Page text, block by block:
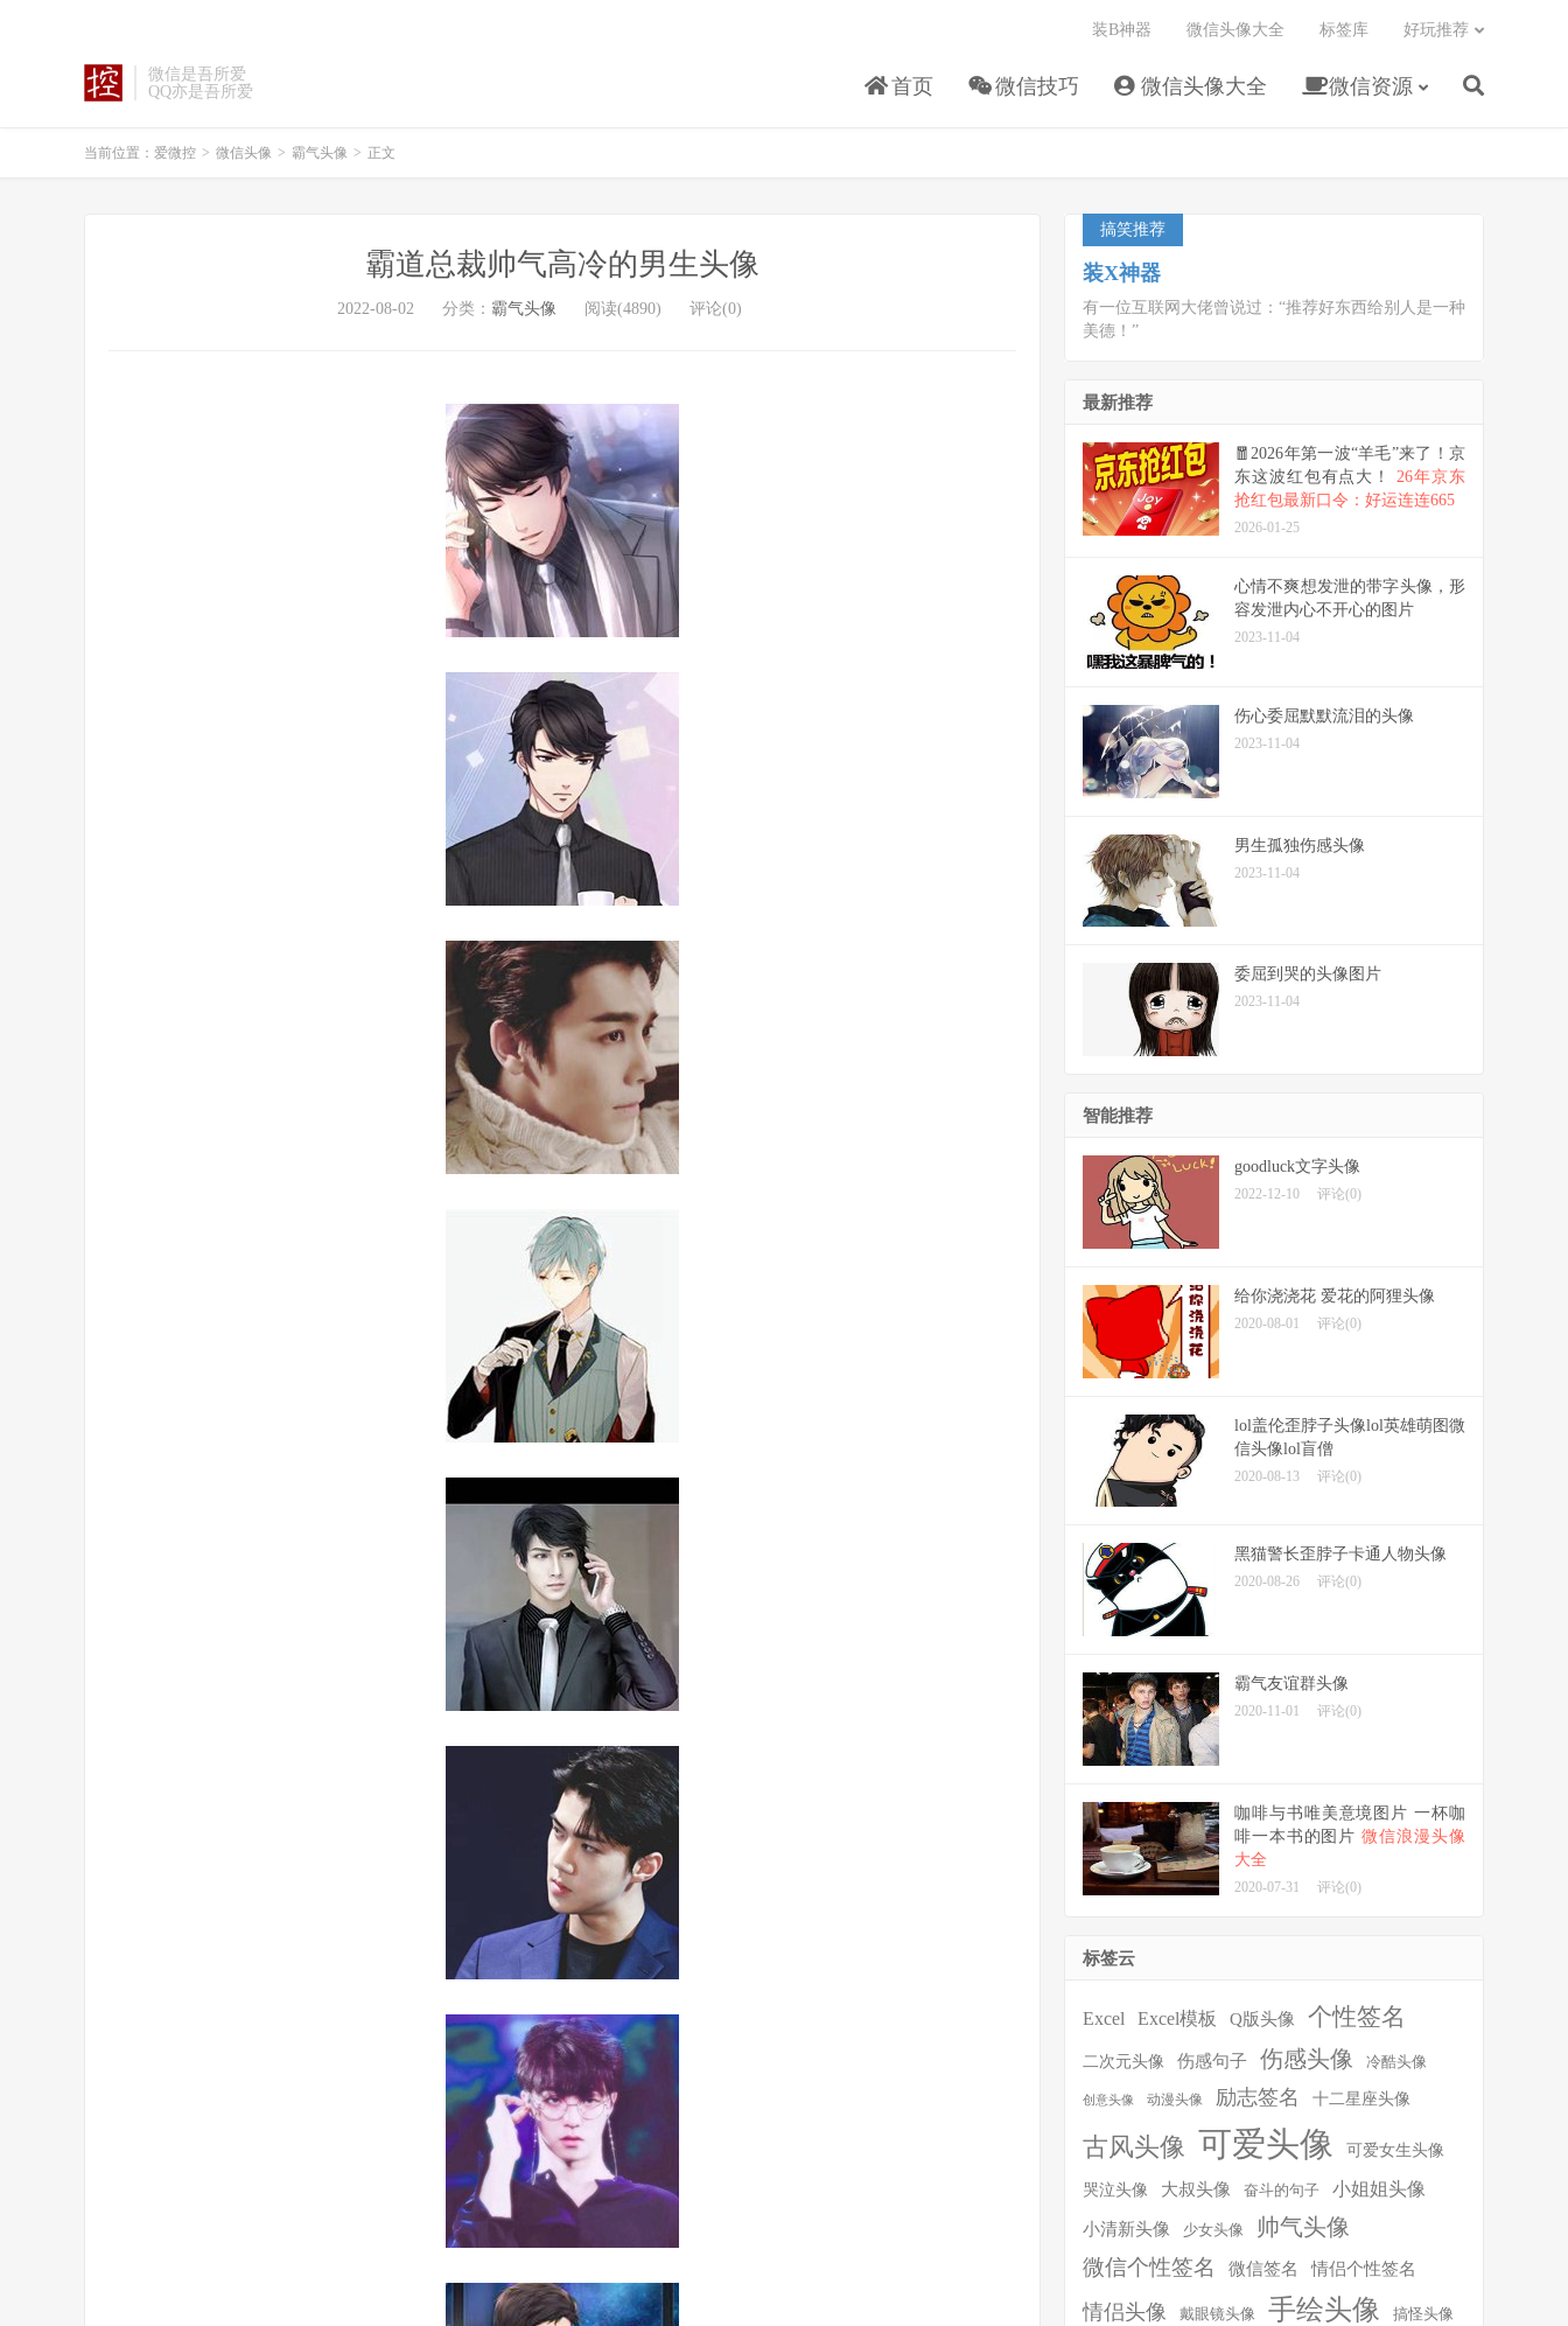
微信是吾所爱
QQ亦是吾所爱
首页 微信技巧 微信头像大全 微信资源
装B神器 微信头像大全 标签库 好玩推荐
当前位置： 爱微控 > 微信头像 > 霸气头像 > 正文
霸道总裁帅气高冷的男生头像
2022-08-02 分类： 霸气头像 阅读(4890) 评论(0)
搞笑推荐
装X神器
有一位互联网大佬曾说过：“推荐好东西给别人是一种
美德！”
最新推荐
🧧2026年第一波“羊毛”来了！京
东这波红包有点大！ 26年京东
抢红包最新口令：好运连连665
2026-01-25
心情不爽想发泄的带字头像，形
容发泄内心不开心的图片
2023-11-04
伤心委屈默默流泪的头像
2023-11-04
男生孤独伤感头像
2023-11-04
委屈到哭的头像图片
2023-11-04
智能推荐
goodluck文字头像
2022-12-10 评论(0)
给你浇浇花 爱花的阿狸头像
2020-08-01 评论(0)
lol盖伦歪脖子头像lol英雄萌图微
信头像lol盲僧
2020-08-13 评论(0)
黑猫警长歪脖子卡通人物头像
2020-08-26 评论(0)
霸气友谊群头像
2020-11-01 评论(0)
咖啡与书唯美意境图片 一杯咖
啡一本书的图片 微信浪漫头像
大全
2020-07-31 评论(0)
标签云
Excel Excel模板 Q版头像 个性签名
二次元头像 伤感句子 伤感头像 冷酷头像
创意头像 动漫头像 励志签名 十二星座头像
古风头像 可爱头像 可爱女生头像
哭泣头像 大叔头像 奋斗的句子 小姐姐头像
小清新头像 少女头像 帅气头像
微信个性签名 微信签名 情侣个性签名
情侣头像 戴眼镜头像 手绘头像 搞怪头像